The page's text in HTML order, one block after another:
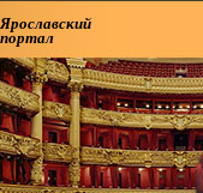
Ярославский
портал